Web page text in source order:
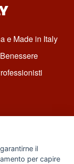
e Made in Italy
Benessere
il
per capire